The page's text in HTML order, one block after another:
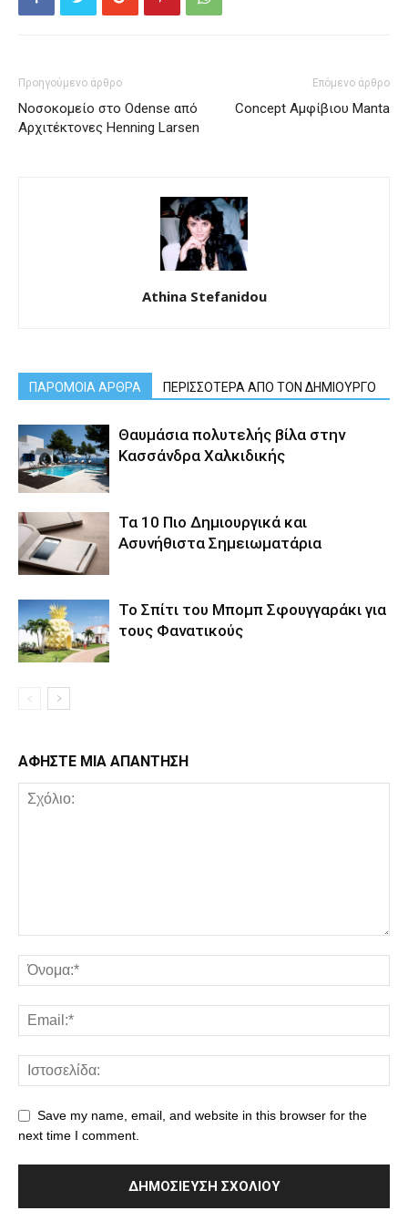
Προηγούμενο άρθρο
Νοσοκομείο στο Odense από
Αρχιτέκτονες Henning Larsen
Επόμενο άρθρο
Concept Αμφίβιου Manta
Athina Stefanidou
ΠΑΡΟΜΟΙΑ ΑΡΘΡΑ ΠΕΡΙΣΣΟΤΕΡΑ ΑΠΟ ΤΟΝ ΔΗΜΙΟΥΡΓΟ
Θαυμάσια πολυτελής βίλα στην
Κασσάνδρα Χαλκιδικής
Τα 10 Πιο Δημιουργικά και
Ασυνήθιστα Σημειωματάρια
Το Σπίτι του Μπομπ Σφουγγαράκι για
τους Φανατικούς
ΑΦΗΣΤΕ ΜΙΑ ΑΠΑΝΤΗΣΗ
Save my name, email, and website in this browser for the
next time I comment.